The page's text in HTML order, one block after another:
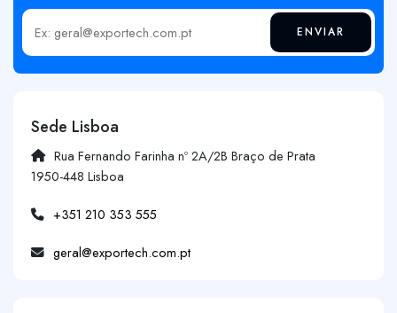
Insira o seu email ENVIAR
Sede Lisboa
Rua Fernando Farinha nº 2A/2B Braço de Prata
1950-448 Lisboa
+351 210 353 555
geral@exportech.com.pt